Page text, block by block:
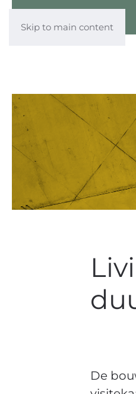
Skip to main content
De